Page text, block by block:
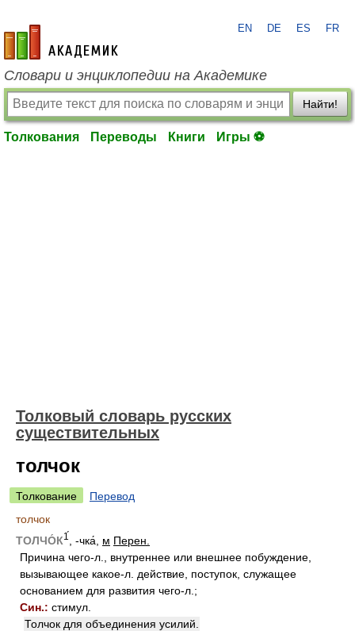
academic.ru
EN DE ES FR
Словари и энциклопедии на Академике
Найти!
Толкования Переводы Книги Игры ⚽
Толковый словарь русских
существительных
толчок
Толкование
Перевод
толчок
ТОЛЧО́К1́ , -чка́, м Перен.
Причина чего-л., внутреннее или внешнее побуждение,
вызывающее какое-л. действие, поступок, служащее
основанием для развития чего-л.;
Син.: стимул.
Толчок для объединения усилий.